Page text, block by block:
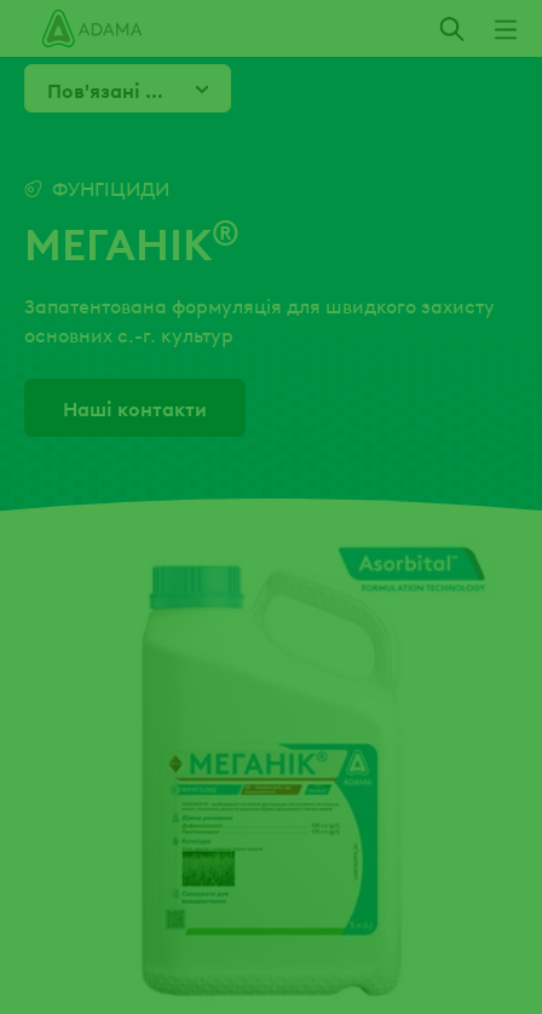
Пропустити
Пов'язані продукти
ФУНГІЦИДИ
МЕГАНІК®
Запатентована формуляція для швидкого захисту
основних с.-г. культур
Наші контакти